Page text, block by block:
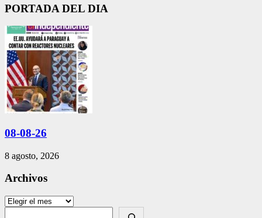
PORTADA DEL DIA
08-08-26
8 agosto, 2026
Archivos
Archivos